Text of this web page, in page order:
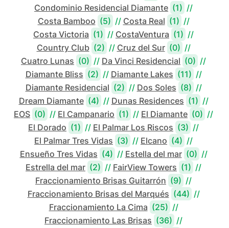
Condominio Residencial Diamante (1) //
Costa Bamboo (5) // Costa Real (1) //
Costa Victoria (1) // CostaVentura (1) //
Country Club (2) // Cruz del Sur (0) //
Cuatro Lunas (0) // Da Vinci Residencial (0) //
Diamante Bliss (2) // Diamante Lakes (11) //
Diamante Residencial (2) // Dos Soles (8) //
Dream Diamante (4) // Dunas Residences (1) //
EOS (0) // El Campanario (1) // El Diamante (0) //
El Dorado (1) // El Palmar Los Riscos (3) //
El Palmar Tres Vidas (3) // Elcano (4) //
Ensueño Tres Vidas (4) // Estella del mar (0) //
Estrella del mar (2) // FairView Towers (1) //
Fraccionamiento Brisas Guitarrón (9) //
Fraccionamiento Brisas del Marqués (44) //
Fraccionamiento La Cima (25) //
Fraccionamiento Las Brisas (36) //